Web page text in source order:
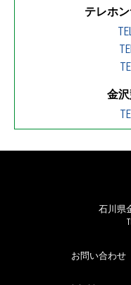
テレホ
金
石川県
お問い合わせ